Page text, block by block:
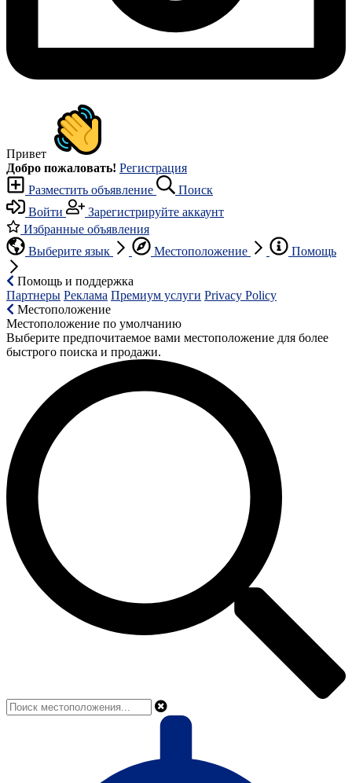
Привет
Добро пожаловать! Регистрация
Разместить объявление
Поиск
Войти
Зарегистрируйте аккаунт
Избранные объявления
Выберите язык
Местоположение Помощь
Помощь и поддержка
Партнеры Реклама Премиум услуги Privacy Policy
Местоположение
Местоположение по умолчанию
Выберите предпочитаемое вами местоположение для более
быстрого поиска и продажи.